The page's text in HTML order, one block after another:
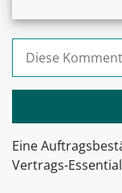
Suchen nach:
Eine
Vertrags-